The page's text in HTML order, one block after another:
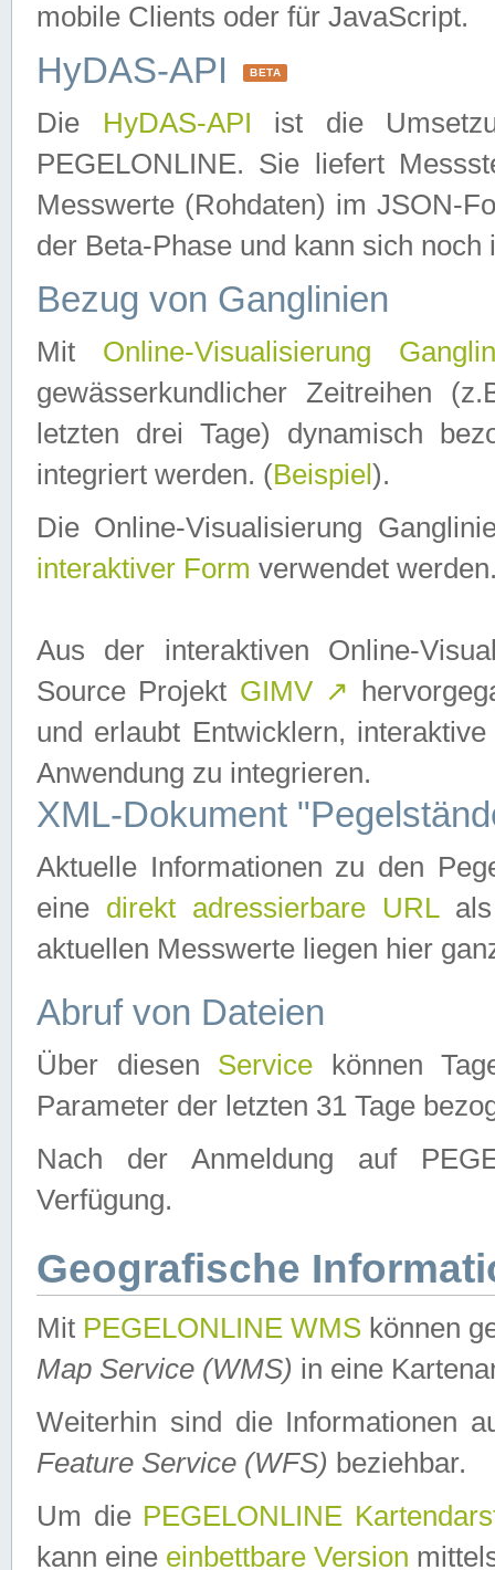
mobile Clients oder für JavaScript.
HyDAS-API BETA
Die HyDAS-API ist die
PEGELONLINE. Sie liefert
Messwerte (Rohdaten) im JSON-
der Beta-Phase und kann sich noch
Bezug von Ganglinien
Mit Online-Visualisierung
gewässerkundlicher Zeitreihen
letzten drei Tage) dynamisch
integriert werden. (Beispiel ).
Die Online-Visualisierung
interaktiver Form verwendet
Aus der interaktiven Online-
Source Projekt GIMV ↗
und erlaubt Entwicklern,
Anwendung zu integrieren.
XML-Dokument
Aktuelle Informationen zu den
eine direkt adressierbare URLals
aktuellen Messwerte liegen hier
Abruf von Dateien
Über diesen Service können
Parameter der letzten 31 Tage
Nach der Anmeldung auf
Verfügung.
Geografische
Mit PEGELONLINE WMS können
Map Service (WMS) in eine
Weiterhin sind die Informationen
Feature Service (WFS) beziehbar.
Um die PEGELONLINE
kann eine einbettbare Version